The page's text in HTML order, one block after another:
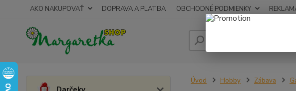
AKO NAKUPOVAŤ DOPRAVA A PLATBA OBCHODNÉ PODMIENKY
Úvod Hobby Zábava